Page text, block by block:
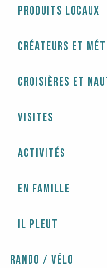
Produits locaux
Créateurs et
Croisières et
Visites
Activités
En famille
Il pleut
Rando / Vélo
l'Abbé
37 99